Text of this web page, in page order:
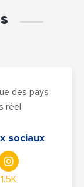
des pays
réel
sociaux
1.5K